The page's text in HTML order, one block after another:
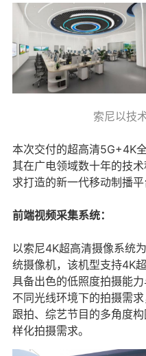
索尼以技
本次交付的超高清5G+4K
其在广电领域数十年的技
求打造的新一代移动制播平
前端视频采集系统：
以索尼4K超高清摄像系统
统摄像机，该机型支持4K
具备出色的低照度拍摄能
不同光线环境下的拍摄需
跟拍、综艺节目的多角度
样化拍摄需求。